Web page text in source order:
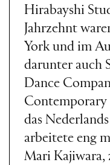
Hirabayshi
Jahrzehnt
York und im
darunter auch
Dance
Contemporary
das
arbeitete eng
Mari Kajiwara,